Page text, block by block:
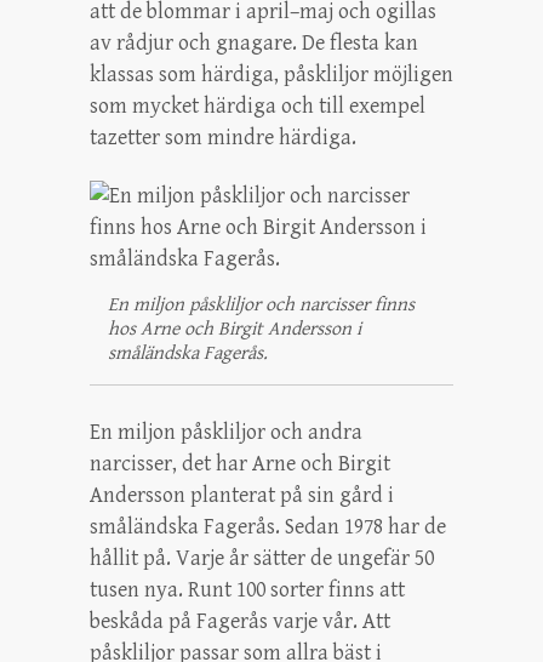
att de blommar i april–maj och ogillas
av rådjur och gnagare. De flesta kan
klassas som härdiga, påskliljor möjligen
som mycket härdiga och till exempel
tazetter som mindre härdiga.
En miljon påskliljor och narcisser finns
hos Arne och Birgit Andersson i
småländska Fagerås.
En miljon påskliljor och andra
narcisser, det har Arne och Birgit
Andersson planterat på sin gård i
småländska Fagerås. Sedan 1978 har de
hållit på. Varje år sätter de ungefär 50
tusen nya. Runt 100 sorter finns att
beskåda på Fagerås varje vår. Att
påskliljor passar som allra bäst i